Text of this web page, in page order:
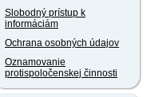
Slobodný prístup k
informáciám
Ochrana osobných údajov
Oznamovanie
protispoločenskej činnosti